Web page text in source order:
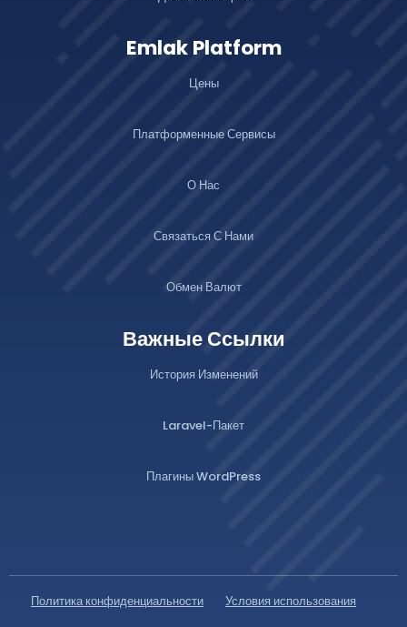
Emlak Platform
Цены
Платформенные Сервисы
О Нас
Связаться С Нами
Обмен Валют
Важные Ссылки
История Изменений
Laravel-Пакет
Плагины WordPress
Политика конфиденциальности Условия использования